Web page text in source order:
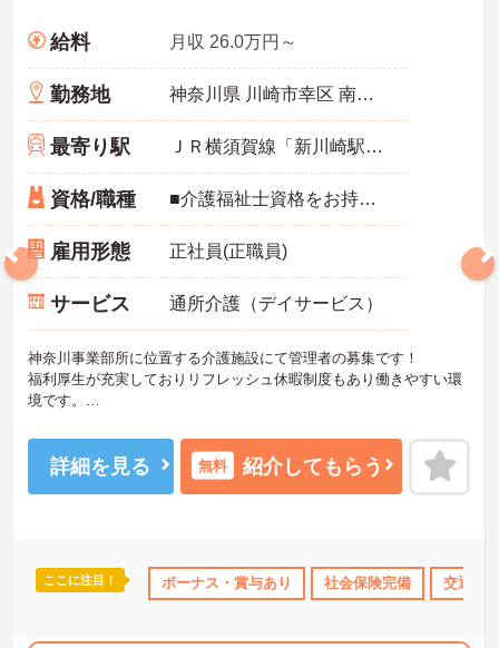
きる環境で、心身のゆとりを維持できます。
【手厚い資格取得支援や継続雇用制度で、将来の安心感が得られま
す】
・勤務時間内で受講可能な資格取得サポートが整備されているた
め、働きながら着実に認知症ケアの専門性を磨けます。
り、一つの職場で安定して長く活躍し続けることが可能です。
険完備 交通費支給
給料 月収 26.0万円～
勤務地 神奈川県 川崎市幸区 南加瀬5-18-12
最寄り駅 ＪＲ横須賀線「新川崎駅」バス・車5分
資格/職種 ■介護福祉士資格をお持ちの方 ■管理者以上の経験者優遇
雇用形態 正社員(正職員)
サービス 通所介護（デイサービス）
神奈川事業部所に位置する介護施設にて管理者の募集です！
福利厚生が充実しておりリフレッシュ休暇制度もあり働きやすい環
境です。
たしますのでお気軽にご相談ください！
詳細を見る 無料 紹介してもらう
ここに注目！ ボーナス・賞与あり 社会保険完備 交通費